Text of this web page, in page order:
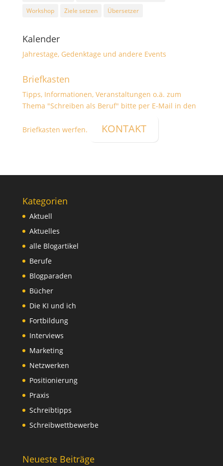
Workshop
Ziele setzen Übersetzer
Kalender
Jahrestage, Gedenktage und andere Events
Briefkasten
Tipps, Informationen, Veranstaltungen o.ä. zum
Thema "Schreiben als Beruf" bitte per E-Mail in den
Briefkasten werfen. KONTAKT
Kategorien
Aktuell
Aktuelles
alle Blogartikel
Berufe
Blogparaden
Bücher
Die KI und ich
Fortbildung
Interviews
Marketing
Netzwerken
Positionierung
Praxis
Schreibtipps
Schreibwettbewerbe
Neueste Beiträge